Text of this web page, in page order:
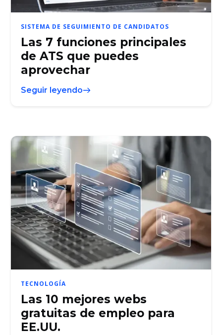
SISTEMA DE SEGUIMIENTO DE CANDIDATOS
Las 7 funciones principales
de ATS que puedes
aprovechar
Seguir leyendo
TECNOLOGÍA
Las 10 mejores webs
gratuitas de empleo para
EE.UU.